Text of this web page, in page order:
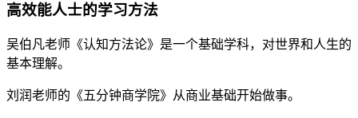
高效能人士的学习方法
吴伯凡老师《认知方法论》是一个基础学科，对世界和人生的
基本理解。
刘润老师的《五分钟商学院》从商业基础开始做事。